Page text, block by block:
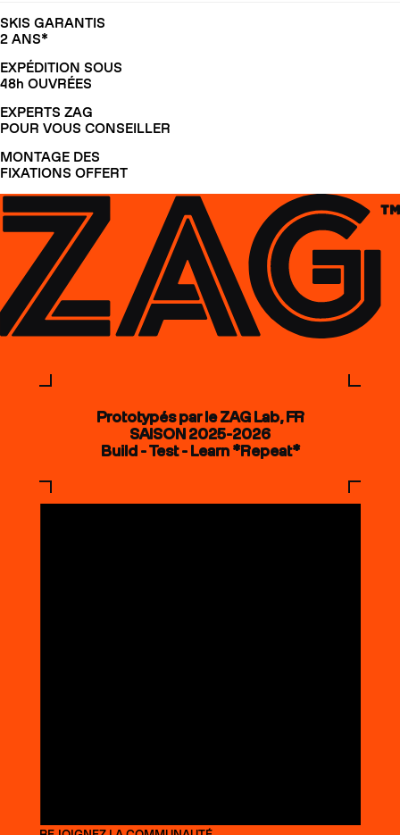
SKIS GARANTIS
2 ANS*
EXPÉDITION SOUS
48h OUVRÉES
EXPERTS ZAG
POUR VOUS CONSEILLER
MONTAGE DES
FIXATIONS OFFERT
Prototypés par le ZAG Lab, FR
SAISON 2025-2026
Build - Test - Learn *Repeat*